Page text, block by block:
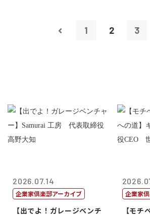
1 2 3
2026.07.14
企業家倶楽部アーカイブ
【出でよ！ガレージベンチ
企業家
【モチ